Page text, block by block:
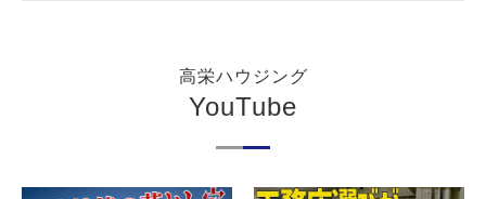
高栄ハウジング
YouTube